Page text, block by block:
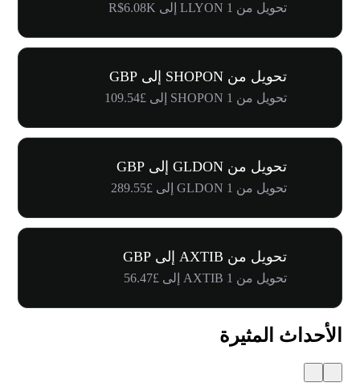
تحويل من 1 LLYON إلى R$6.08K
تحويل من SHOPON إلى GBP
تحويل من 1 SHOPON إلى £109.54
تحويل من GLDON إلى GBP
تحويل من 1 GLDON إلى £289.55
تحويل من AXTIB إلى GBP
تحويل من 1 AXTIB إلى £56.47
الأحداث المثيرة